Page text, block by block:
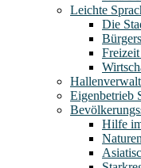
Leichte
Die
Eigenbetrieb
Hilfe